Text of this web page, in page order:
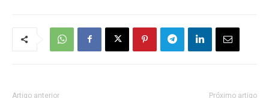
Artigo anterior Próximo artigo